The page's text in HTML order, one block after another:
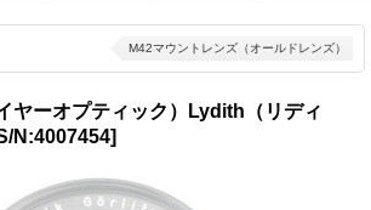
M42マウントレンズ（オールドレンズ）
ヤーオプティック）Lydith（リディ
N:4007454]